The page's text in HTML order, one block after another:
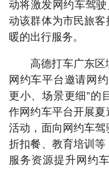
动将激发网约车驾
动该群体为市民旅
暖的出行服务。
高德打车广东
网约车平台邀请网
更小、场景更细”的
作网约车平台开展
活动，面向网约车
折扣餐、教育培训
服务资源提升网约